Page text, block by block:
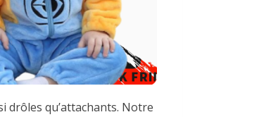
drôles qu’attachants. Notre